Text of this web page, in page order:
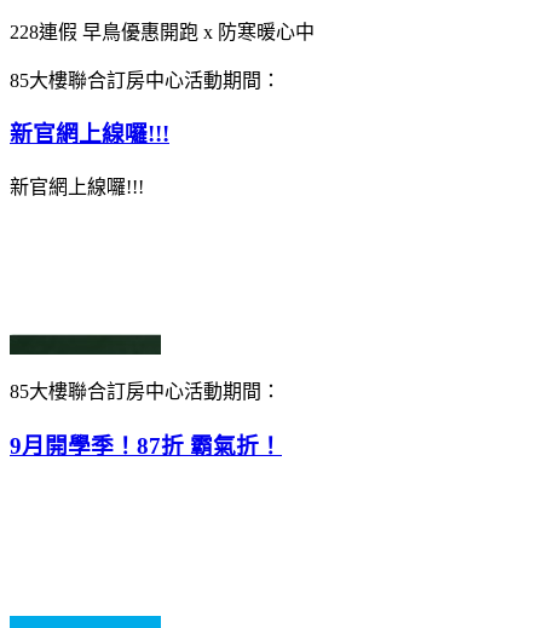
228連假 早鳥優惠開跑 x 防寒暖心中
85大樓聯合訂房中心活動期間：
新官網上線囉!!!
新官網上線囉!!!
85大樓聯合訂房中心活動期間：
9月開學季！87折 霸氣折！